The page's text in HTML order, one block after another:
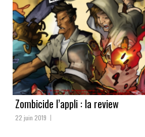
Zombicide l’appli : la review
22 juin 2019